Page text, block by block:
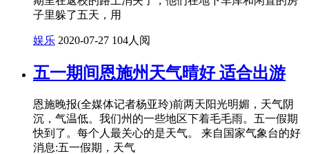
子里躲了五天，用
娱乐 2020-07-27 104人阅
五一期间恩施州天气晴好 适合出游
恩施晚报(全媒体记者杨亚玲)前两天阳光明媚，天气阴
沉，气温低。我们州的一些地区下着毛毛雨。五一假期
快到了。每个人最关心的是天气。 来自国家气象台的好
消息:五一假期，天气